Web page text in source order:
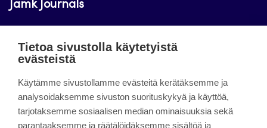
Jamk Journals
luettavissa. Verkkolehtien tarkoituksena on tukea
innovaatiotoimintaa.
About the site
Tietoa sivustolla käytetyistä
evästeistä
Käytämme sivustollamme evästeitä kerätäksemme ja
analysoidaksemme sivuston suorituskykyä ja käyttöä,
tarjotaksemme sosiaalisen median ominaisuuksia sekä
parantaaksemme ja räätälöidäksemme sisältöä ja